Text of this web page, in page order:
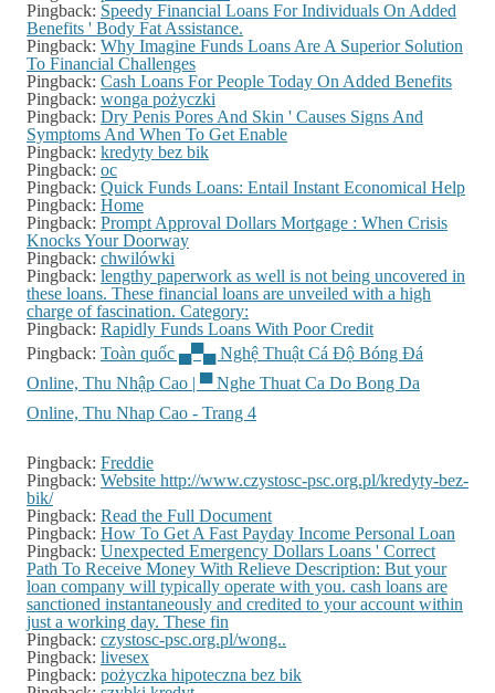
Pingback: Speedy Financial Loans For Individuals On Added
Benefits ' Body Fat Assistance.
Pingback: Why Imagine Funds Loans Are A Superior Solution
To Financial Challenges
Pingback: Cash Loans For People Today On Added Benefits
Pingback: wonga pożyczki
Pingback: Dry Penis Pores And Skin ' Causes Signs And
Symptoms And When To Get Enable
Pingback: kredyty bez bik
Pingback: oc
Pingback: Quick Funds Loans: Entail Instant Economical Help
Pingback: Home
Pingback: Prompt Approval Dollars Mortgage : When Crisis
Knocks Your Doorway
Pingback: chwilówki
Pingback: lengthy paperwork as well is not being uncovered in
these loans. These financial loans are unveiled with a high
charge of fascination. Category:
Pingback: Rapidly Funds Loans With Poor Credit
Pingback: Toàn quốc ▄▀▄ Nghệ Thuật Cá Độ Bóng Đá
Online, Thu Nhập Cao | ▀ Nghe Thuat Ca Do Bong Da
Online, Thu Nhap Cao - Trang 4
Pingback: Freddie
Pingback: Website http://www.czystosc-psc.org.pl/kredyty-bez-
bik/
Pingback: Read the Full Document
Pingback: How To Get A Fast Payday Income Personal Loan
Pingback: Unexpected Emergency Dollars Loans ' Correct
Path To Receive Money With Relieve Description: But your
loan company will typically operate with you. cash loans are
sanctioned instantaneously and credited to your account within
just a working day. These fin
Pingback: czystosc-psc.org.pl/wong..
Pingback: livesex
Pingback: pożyczka hipoteczna bez bik